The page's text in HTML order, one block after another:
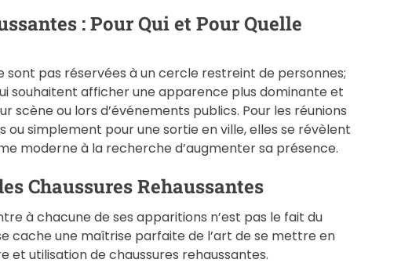
: Pour Qui et Pour Quelle
sont pas réservées à un cercle restreint de personnes;
souhaitent afficher une apparence plus dominante et
scène ou lors d’événements publics. Pour les réunions
ou simplement pour une sortie en ville, elles se révèlent
moderne à la recherche d’augmenter sa présence.
Chaussures Rehaussantes
à chacune de ses apparitions n’est pas le fait du
cache une maîtrise parfaite de l’art de se mettre en
et utilisation de chaussures rehaussantes.